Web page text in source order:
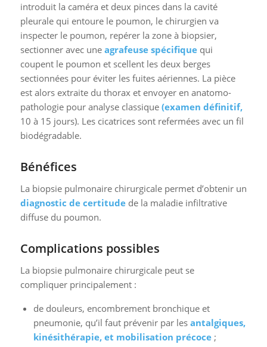
introduit la caméra et deux pinces dans la cavité
pleurale qui entoure le poumon, le chirurgien va
inspecter le poumon, repérer la zone à biopsier,
sectionner avec une agrafeuse spécifiquequi
coupent le poumon et scellent les deux berges
sectionnées pour éviter les fuites aériennes. La pièce
est alors extraite du thorax et envoyer en anatomo-
pathologie pour analyse classique (examen définitif,
10 à 15 jours). Les cicatrices sont refermées avec un fil
biodégradable.
Bénéfices
La biopsie pulmonaire chirurgicale permet d’obtenir un
diagnostic de certitudede la maladie infiltrative
diffuse du poumon.
Complications possibles
La biopsie pulmonaire chirurgicale peut se
compliquer principalement :
de douleurs, encombrement bronchique et
pneumonie, qu’il faut prévenir par les antalgiques,
kinésithérapie, et mobilisation précoce ;